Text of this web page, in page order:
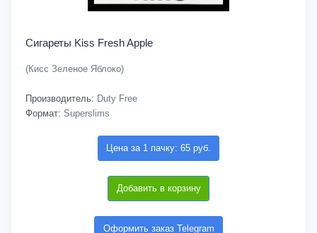
Сигареты Kiss Fresh Apple
(Кисс Зеленое Яблоко)
Производитель: Duty Free
Формат: Superslims
Цена за 1 пачку: 65 руб.
Добавить в корзину
Оформить заказ Telegram